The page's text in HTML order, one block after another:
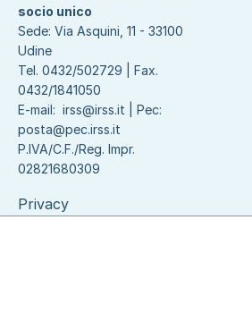
socio unico
Sede: Via Asquini, 11 - 33100
Udine
Tel. 0432/502729 | Fax.
0432/1841050
E-mail: irss@irss.it | Pec:
posta@pec.irss.it
P.IVA/C.F./Reg. Impr.
02821680309
Privacy